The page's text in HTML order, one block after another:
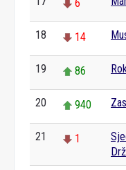
6
18 14
19 86
20 940
21 1